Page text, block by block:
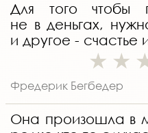
Для того чтобы
не в деньгах,
и другое - счастье
Фредерик Бегбедер
Она произошла в